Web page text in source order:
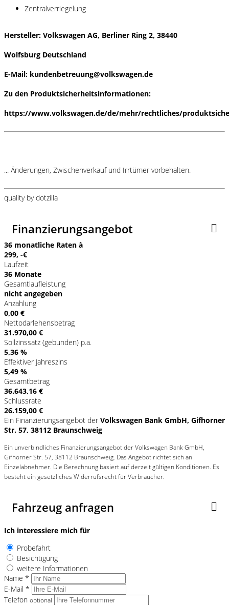
Zentralverriegelung
Hersteller: Volkswagen AG, Berliner Ring 2, 38440
Wolfsburg Deutschland
E-Mail: kundenbetreuung@volkswagen.de
Zu den Produktsicherheitsinformationen:
https://www.volkswagen.de/de/mehr/rechtliches/
... Änderungen, Zwischenverkauf und Irrtümer vorbehalten.
quality by dotzilla
Finanzierungsangebot
36 monatliche Raten à
299, -€
Laufzeit
36 Monate
Gesamtlaufleistung
nicht angegeben
Anzahlung
0,00 €
Nettodarlehensbetrag
31.970,00 €
Sollzinssatz (gebunden) p.a.
5,36 %
Effektiver Jahreszins
5,49 %
Gesamtbetrag
36.643,16 €
Schlussrate
26.159,00 €
Ein Finanzierungsangebot der Volkswagen Bank GmbH, Gifhorner
Str. 57, 38112 Braunschweig
Ein unverbindliches Finanzierungsangebot der Volkswagen Bank GmbH,
Gifhorner Str. 57, 38112 Braunschweig. Das Angebot richtet sich an
Einzelabnehmer. Die Berechnung basiert auf derzeit gültigen Konditionen. Es
besteht ein gesetzliches Widerrufsrecht für Verbraucher.
Fahrzeug anfragen
Ich interessiere mich für
Probefahrt
Besichtigung
weitere Informationen
Name *
E-Mail *
Telefon optional